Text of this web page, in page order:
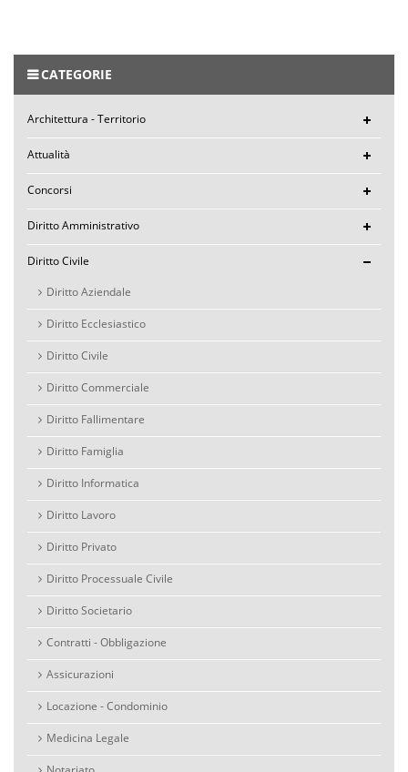
CATEGORIE
Architettura - Territorio
Attualità
Concorsi
Diritto Amministrativo
Diritto Civile
Diritto Aziendale
Diritto Ecclesiastico
Diritto Civile
Diritto Commerciale
Diritto Fallimentare
Diritto Famiglia
Diritto Informatica
Diritto Lavoro
Diritto Privato
Diritto Processuale Civile
Diritto Societario
Contratti - Obbligazione
Assicurazioni
Locazione - Condominio
Medicina Legale